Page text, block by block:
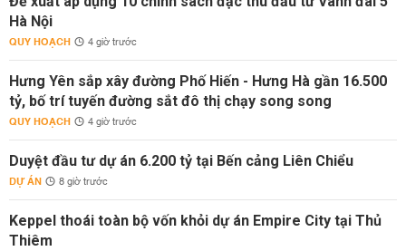
Hà Nội
QUY HOẠCH 4 giờ trước
Hưng Yên sắp xây đường Phố Hiến - Hưng Hà gần 16.500
tỷ, bố trí tuyến đường sắt đô thị chạy song song
QUY HOẠCH 4 giờ trước
Duyệt đầu tư dự án 6.200 tỷ tại Bến cảng Liên Chiểu
DỰ ÁN 8 giờ trước
Keppel thoái toàn bộ vốn khỏi dự án Empire City tại Thủ
Thiêm